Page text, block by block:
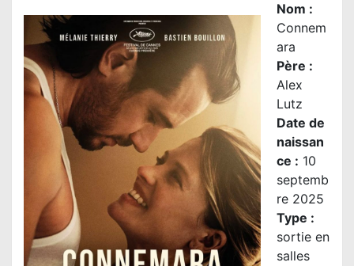
Nom :
Connem
ara
Père :
Alex
Lutz
Date de
naissan
ce : 10
septemb
re 2025
Type :
sortie en
salles